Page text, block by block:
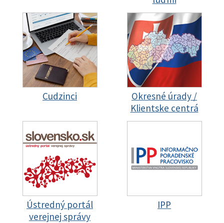
Cudzinci
Okresné úrady /
Klientske centrá
Ústredný portál
verejnej správy
IPP